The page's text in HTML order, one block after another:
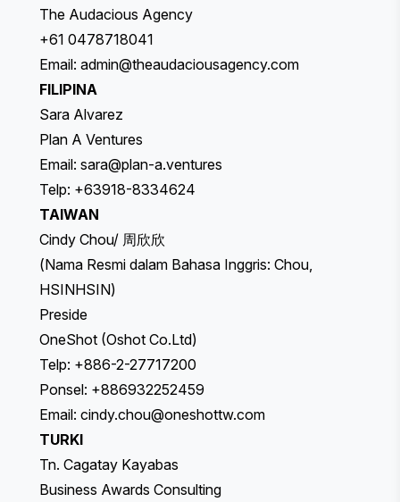
The Audacious Agency
+61 0478718041
Email: admin@theaudaciousagency.com
FILIPINA
Sara Alvarez
Plan A Ventures
Email: sara@plan-a.ventures
Telp: +63918-8334624
TAIWAN
Cindy Chou/ 周欣欣
(Nama Resmi dalam Bahasa Inggris: Chou,
HSINHSIN)
Preside
OneShot (Oshot Co.Ltd)
Telp: +886-2-27717200
Ponsel: +886932252459
Email: cindy.chou@oneshottw.com
TURKI
Tn. Cagatay Kayabas
Business Awards Consulting